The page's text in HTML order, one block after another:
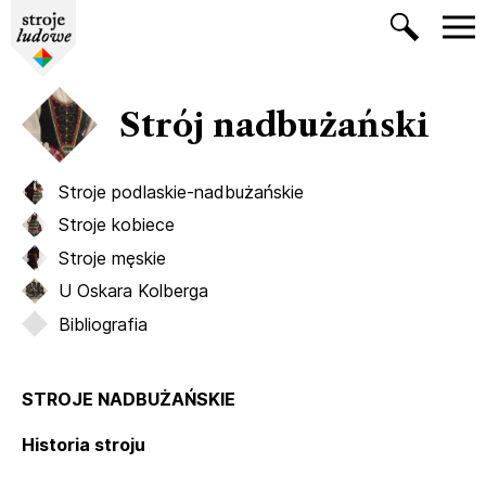
Strój nadbużański
Stroje podlaskie-nadbużańskie
Stroje kobiece
Stroje męskie
U Oskara Kolberga
Bibliografia
STROJE NADBUŻAŃSKIE
Historia stroju